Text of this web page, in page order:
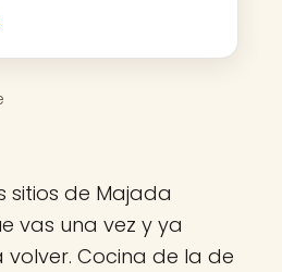
sitios de Majada
vas una vez y ya
Cocina de la de